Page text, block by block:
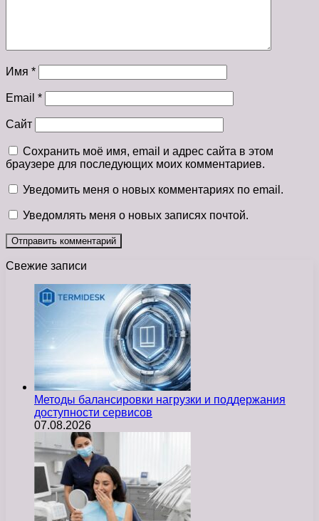
Имя *
Email *
Сайт
Сохранить моё имя, email и адрес сайта в этом
браузере для последующих моих комментариев.
Уведомить меня о новых комментариях по email.
Уведомлять меня о новых записях почтой.
Свежие записи
Методы балансировки нагрузки и поддержания
доступности сервисов
07.08.2026